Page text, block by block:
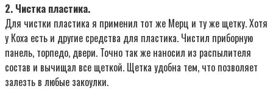
2. Чистка пластика.
Для чистки пластика я применил тот же Мерц и ту же щетку. Хотя
у Коха есть и другие средства для пластика. Чистил приборную
панель, торпедо, двери. Точно так же наносил из распылителя
состав и вычищал все щеткой. Щетка удобна тем, что позволяет
залезть в любые закоулки.